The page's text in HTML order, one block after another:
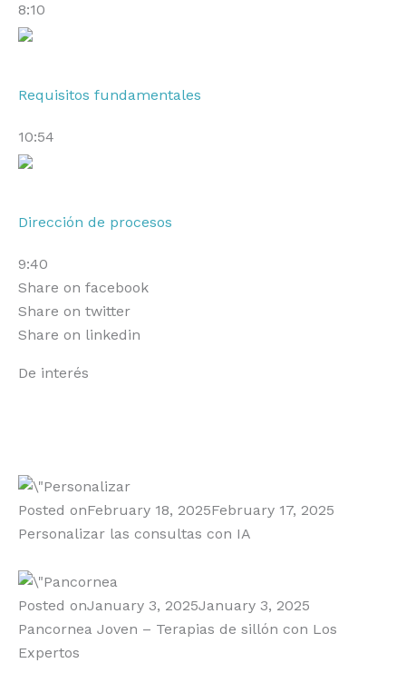
8:10
Requisitos fundamentales
10:54
Dirección de procesos
9:40
Share on facebook
Share on twitter
Share on linkedin
De interés
Posted onFebruary 18, 2025February 17, 2025
Personalizar las consultas con IA
Posted onJanuary 3, 2025January 3, 2025
Pancornea Joven – Terapias de sillón con Los
Expertos